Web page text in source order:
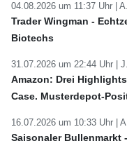
04.08.2026 um 11:37 Uhr |
Trader Wingman -
Biotechs
31.07.2026 um 22:44 Uhr |
Amazon: Drei
Case. Musterdepot-
16.07.2026 um 10:33 Uhr |
Saisonaler Bullenmarkt